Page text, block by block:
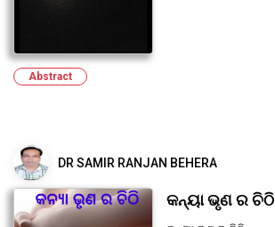
Abstract
DR SAMIR RANJAN BEHERA
କନ୍ୟା ଭୃଣ ର ଚିଠି